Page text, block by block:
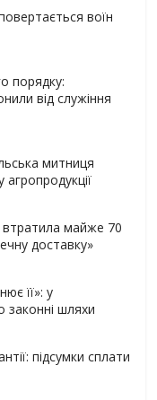
воїн
порядку:
від служіння
митниця
майже 70
доставку»
її»: у
законні шляхи
підсумки сплати